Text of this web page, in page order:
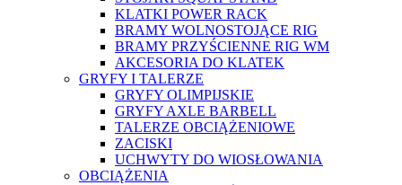
KLATKI POWER RACK
BRAMY WOLNOSTOJĄCE RIG
BRAMY PRZYŚCIENNE RIG WM
AKCESORIA DO KLATEK
GRYFY I TALERZE
GRYFY OLIMPIJSKIE
GRYFY AXLE BARBELL
TALERZE OBCIĄŻENIOWE
ZACISKI
UCHWYTY DO WIOSŁOWANIA
OBCIĄŻENIA